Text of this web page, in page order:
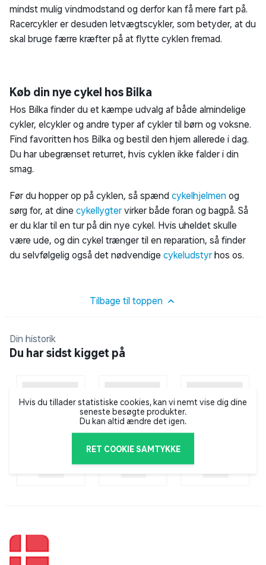
mindst mulig vindmodstand og derfor kan få mere fart på.
Racercykler er desuden letvægtscykler, som betyder, at du
skal bruge færre kræfter på at flytte cyklen fremad.
Køb din nye cykel hos Bilka
Hos Bilka finder du et kæmpe udvalg af både almindelige
cykler, elcykler og andre typer af cykler til børn og voksne.
Find favoritten hos Bilka og bestil den hjem allerede i dag.
Du har ubegrænset returret, hvis cyklen ikke falder i din
smag.
Før du hopper op på cyklen, så spænd cykelhjelmen og
sørg for, at dine cykellygter virker både foran og bagpå. Så
er du klar til en tur på din nye cykel. Hvis uheldet skulle
være ude, og din cykel trænger til en reparation, så finder
du selvfølgelig også det nødvendige cykeludstyr hos os.
Tilbage til toppen
Din historik
Du har sidst kigget på
Hvis du tillader statistiske cookies, kan vi nemt vise dig dine
seneste besøgte produkter.
Du kan altid ændre det igen.
RET COOKIE SAMTYKKE